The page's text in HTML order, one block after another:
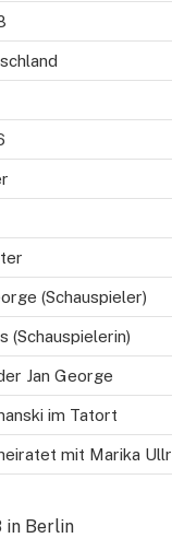
(Schauspieler)
(Schauspielerin)
Jan George
im Tatort
mit Marika
in Berlin